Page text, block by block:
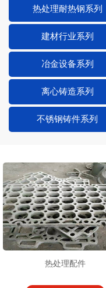
热处理耐热钢系列
建材行业系列
冶金设备系列
离心铸造系列
不锈钢铸件系列
热处理配件